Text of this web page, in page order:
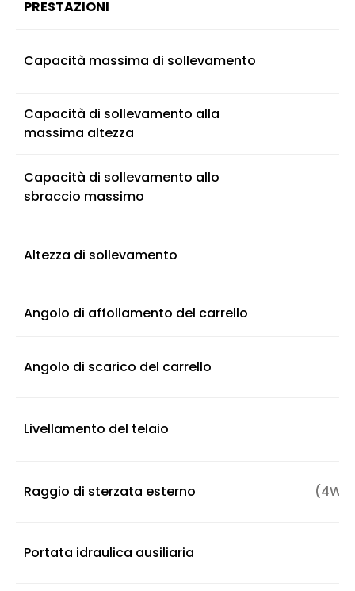
PRESTAZIONI
Capacità massima di sollevamento
Capacità di sollevamento alla
massima altezza
Capacità di sollevamento allo
sbraccio massimo
Altezza di sollevamento
Angolo di affollamento del carrello
Angolo di scarico del carrello
Livellamento del telaio
Raggio di sterzata esterno
Portata idraulica ausiliaria